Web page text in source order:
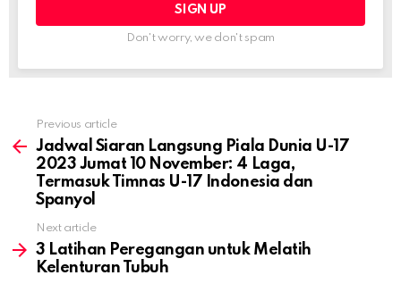
Don't worry, we don't spam
more
Previous article
Jadwal Siaran Langsung Piala Dunia U-17
2023 Jumat 10 November: 4 Laga,
Termasuk Timnas U-17 Indonesia dan
Spanyol
Next article
3 Latihan Peregangan untuk Melatih
Kelenturan Tubuh